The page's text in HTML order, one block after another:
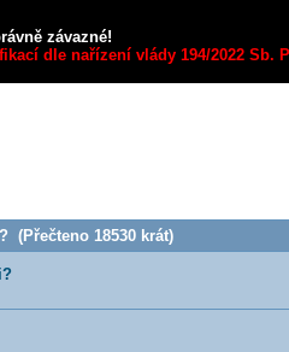
závazné!
dle nařízení vlády 194/2022 Sb.
(Přečteno 18530 krát)